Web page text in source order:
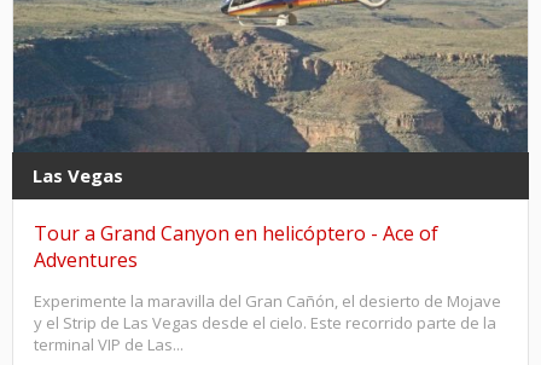
Las Vegas
Tour a Grand Canyon en helicóptero - Ace of
Adventures
Experimente la maravilla del Gran Cañón, el desierto de Mojave
y el Strip de Las Vegas desde el cielo. Este recorrido parte de la
terminal VIP de Las...